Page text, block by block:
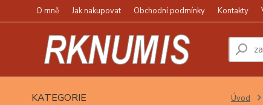
O mně Jak nakupovat Obchodní podmínky Kontakty
KATEGORIE Úvod